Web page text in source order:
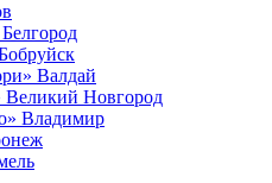
Белгород
Валдай
Великий Новгород
Владимир